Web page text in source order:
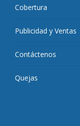
Cobertura
Publicidad y Ventas
Contáctenos
Quejas